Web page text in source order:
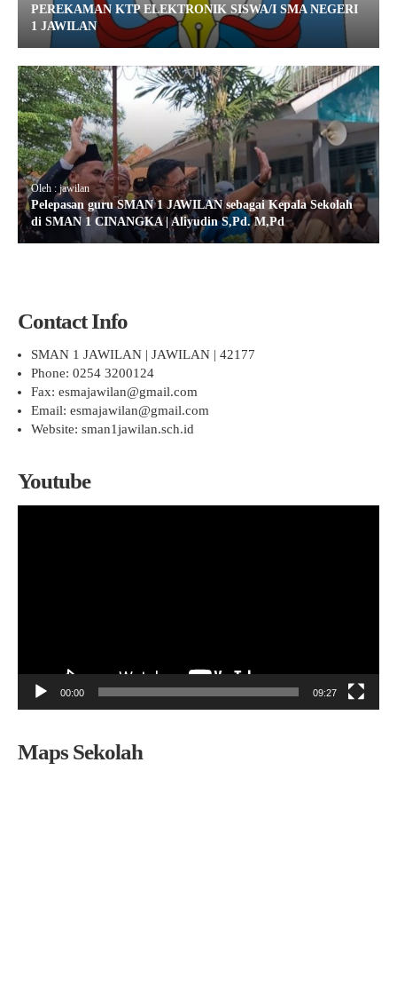
PEREKAMAN KTP ELEKTRONIK SISWA/I SMA NEGERI
1 JAWILAN
Oleh : jawilan
Pelepasan guru SMAN 1 JAWILAN sebagai Kepala Sekolah
di SMAN 1 CINANGKA | Aliyudin S,Pd. M,Pd
Contact Info
SMAN 1 JAWILAN | JAWILAN | 42177
Phone: 0254 3200124
Fax: esmajawilan@gmail.com
Email: esmajawilan@gmail.com
Website: sman1jawilan.sch.id
Youtube
00:00 09:27
Maps Sekolah